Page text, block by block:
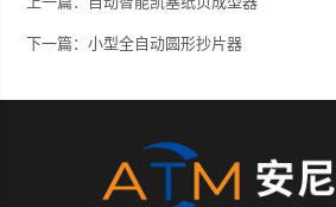
下一篇：小型全自动圆形抄片器